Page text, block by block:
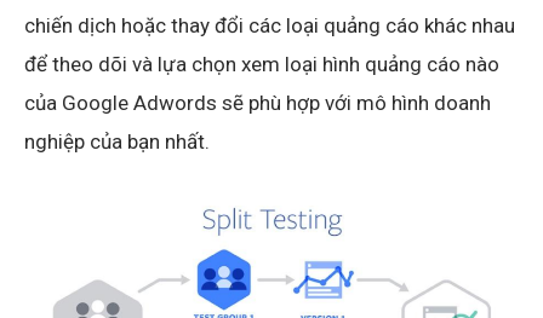
chiến dịch hoặc thay đổi các loại quảng cáo khác nhau
để theo dõi và lựa chọn xem loại hình quảng cáo nào
của Google Adwords sẽ phù hợp với mô hình doanh
nghiệp của bạn nhất.